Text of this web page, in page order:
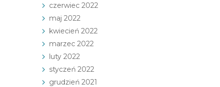
czerwiec 2022
maj 2022
kwiecień 2022
marzec 2022
luty 2022
styczeń 2022
grudzień 2021